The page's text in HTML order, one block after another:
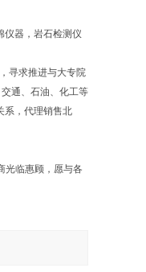
仪器，岩石检测仪
寻求推进与大专院
通、石油、化工等
系，代理销售北
光临惠顾，愿与各